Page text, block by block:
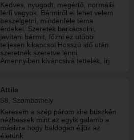
Kedves, nyugodt, megértő, normális
férfi vagyok. Bármiről el lehet velem
beszélgetni, mindenféle téma
érdekel. Szeretek barkácsolni,
javítani bármit, főzni ez utóbbi
teljesen kikapcsol Hosszú idő után
szeretnék szeretve lenni.
Amennyiben kíváncsivá tettelek, írj
Attila
58, Szombathely
Keresem a szép párom kire büszkén
nézhessek mint az egyik galamb a
másikra hogy baldogan éljük az
életünk